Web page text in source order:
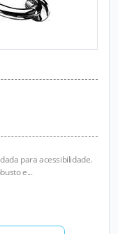
para acessibilidade.
e...